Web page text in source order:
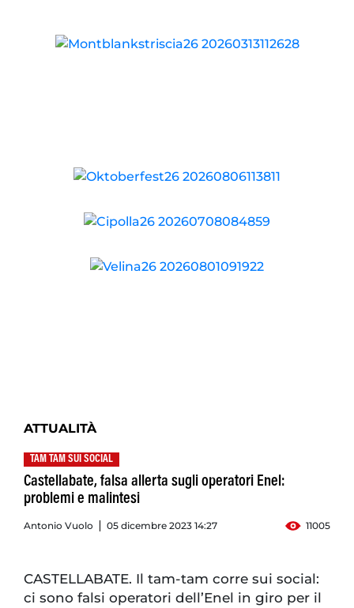
ATTUALITÀ
TAM TAM SUI SOCIAL
Castellabate, falsa allerta sugli operatori Enel:
problemi e malintesi
Antonio Vuolo 05 dicembre 2023 14:27 11005
CASTELLABATE. Il tam-tam corre sui social:
ci sono falsi operatori dell’Enel in giro per il